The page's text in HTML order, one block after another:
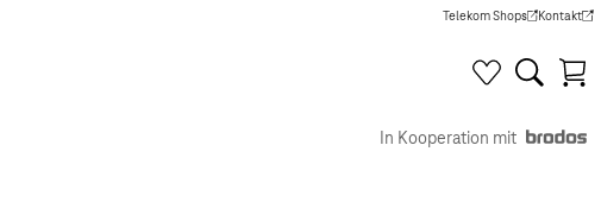
Telekom Shops
(Wird in einem neuen Tab
Kontakt
(Wird in
In Kooperation mit